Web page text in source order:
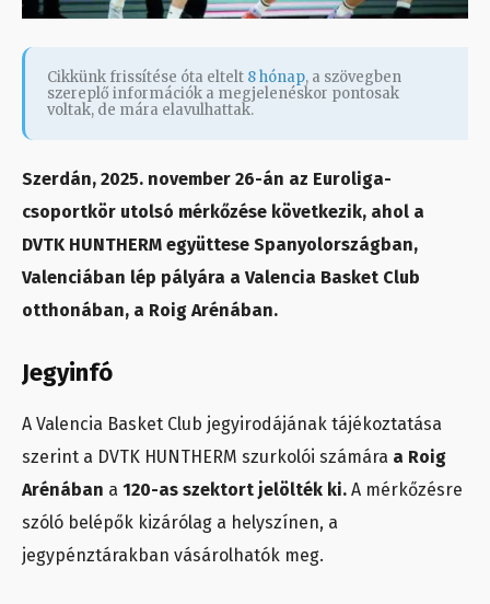
Cikkünk frissítése óta eltelt 8 hónap, a szövegben
szereplő információk a megjelenéskor pontosak
voltak, de mára elavulhattak.
Szerdán, 2025. november 26-án az Euroliga-
csoportkör utolsó mérkőzése következik, ahol a
DVTK HUNTHERM együttese Spanyolországban,
Valenciában lép pályára a Valencia Basket Club
otthonában, a Roig Arénában.
Jegyinfó
A Valencia Basket Club jegyirodájának tájékoztatása
szerint a DVTK HUNTHERM szurkolói számára a Roig
Arénában a 120-as szektort jelölték ki. A mérkőzésre
szóló belépők kizárólag a helyszínen, a
jegypénztárakban vásárolhatók meg.